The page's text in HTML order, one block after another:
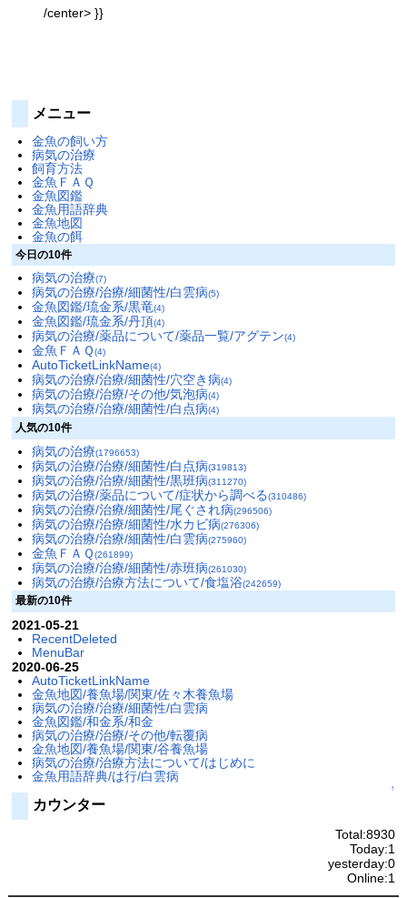
/center> }}
メニュー
金魚の飼い方
病気の治療
飼育方法
金魚ＦＡＱ
金魚図鑑
金魚用語辞典
金魚地図
金魚の餌
今日の10件
病気の治療(7)
病気の治療/治療/細菌性/白雲病(5)
金魚図鑑/琉金系/黒竜(4)
金魚図鑑/琉金系/丹頂(4)
病気の治療/薬品について/薬品一覧/アグテン(4)
金魚ＦＡＱ(4)
AutoTicketLinkName(4)
病気の治療/治療/細菌性/穴空き病(4)
病気の治療/治療/その他/気泡病(4)
病気の治療/治療/細菌性/白点病(4)
人気の10件
病気の治療(1796653)
病気の治療/治療/細菌性/白点病(319813)
病気の治療/治療/細菌性/黒班病(311270)
病気の治療/薬品について/症状から調べる(310486)
病気の治療/治療/細菌性/尾ぐされ病(296506)
病気の治療/治療/細菌性/水カビ病(276306)
病気の治療/治療/細菌性/白雲病(275960)
金魚ＦＡＱ(261899)
病気の治療/治療/細菌性/赤班病(261030)
病気の治療/治療方法について/食塩浴(242659)
最新の10件
2021-05-21
RecentDeleted
MenuBar
2020-06-25
AutoTicketLinkName
金魚地図/養魚場/関東/佐々木養魚場
病気の治療/治療/細菌性/白雲病
金魚図鑑/和金系/和金
病気の治療/治療/その他/転覆病
金魚地図/養魚場/関東/谷養魚場
病気の治療/治療方法について/はじめに
金魚用語辞典/は行/白雲病
↑
カウンター
Total:8930
Today:1
yesterday:0
Online:1